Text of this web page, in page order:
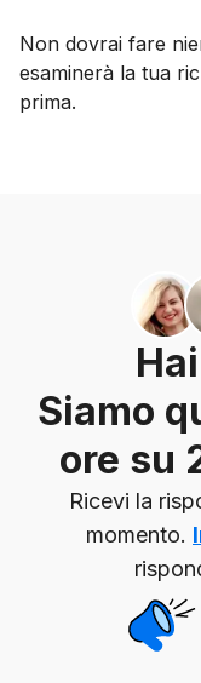
Non dovrai fare
esaminerà la tua
prima.
Siamo
ore su
Ricevi la
momento.